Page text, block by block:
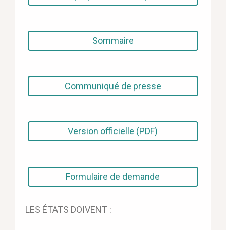
Sommaire
Communiqué de presse
Version officielle (PDF)
Formulaire de demande
LES ÉTATS DOIVENT :